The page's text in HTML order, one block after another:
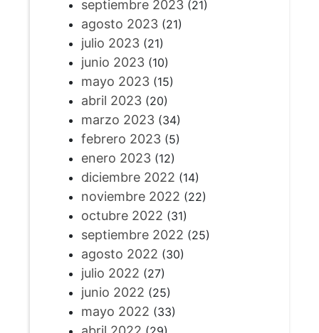
septiembre 2023(21)
agosto 2023(21)
julio 2023(21)
junio 2023(10)
mayo 2023(15)
abril 2023(20)
marzo 2023(34)
febrero 2023(5)
enero 2023(12)
diciembre 2022 (14)
noviembre 2022 (22)
octubre 2022 (31)
septiembre 2022 (25)
agosto 2022 (30)
julio 2022 (27)
junio 2022 (25)
mayo 2022 (33)